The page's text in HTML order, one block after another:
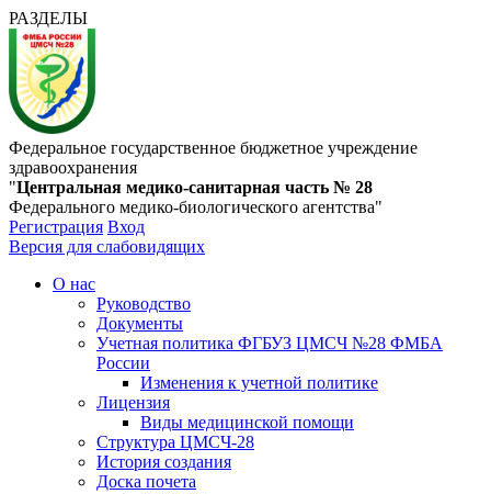
РАЗДЕЛЫ
Федеральное государственное бюджетное учреждение
здравоохранения
"Центральная медико-санитарная часть № 28
Федерального медико-биологического агентства"
Регистрация Вход
Версия для слабовидящих
О нас
Руководство
Документы
Учетная политика ФГБУЗ ЦМСЧ №28 ФМБА
России
Изменения к учетной политике
Лицензия
Виды медицинской помощи
Структура ЦМСЧ-28
История создания
Доска почета